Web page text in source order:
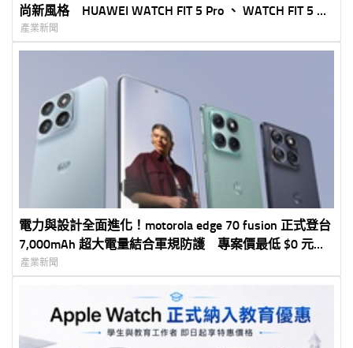
尚新風格 HUAWEI WATCH FIT 5 Pro 、 WATCH FIT 5 打
造全方位智慧穿戴體驗 HUAWEI WATCH GT Runner 2
攜手馬拉松傳奇 Eliud Kipchoge 推出限量賽道傳奇版
產業新聞
電力與設計全面進化！motorola edge 70 fusion 正式登台
7,000mAh 超大電量結合軍規防護 專案價最低 $0 元入
手
產業新聞